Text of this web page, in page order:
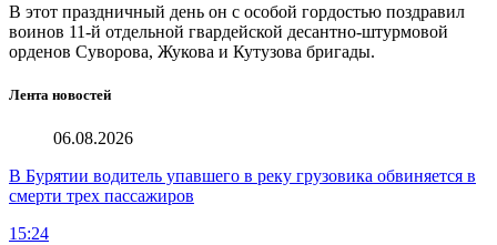
В этот праздничный день он с особой гордостью поздравил
воинов 11-й отдельной гвардейской десантно-штурмовой
орденов Суворова, Жукова и Кутузова бригады.
Лента новостей
06.08.2026
В Бурятии водитель упавшего в реку грузовика обвиняется в
смерти трех пассажиров
15:24